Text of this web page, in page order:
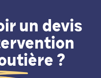
un devis
?